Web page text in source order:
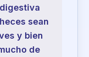
sean
y bien
de